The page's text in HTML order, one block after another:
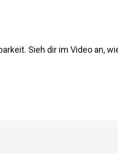
Sieh dir im Video an,